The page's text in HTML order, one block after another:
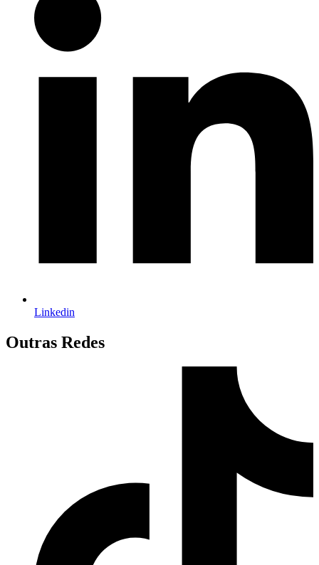
Linkedin
Outras Redes